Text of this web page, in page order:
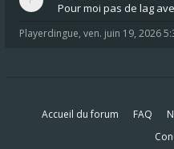
Pour moi pas de lag
Playerdingue, ven. juin 19, 2026
Accueil du forum FAQ